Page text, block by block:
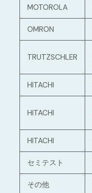
MOTOROLA
OMRON
TRUTZSCHLER
HITACHI
HITACHI
HITACHI
セミテスト
その他